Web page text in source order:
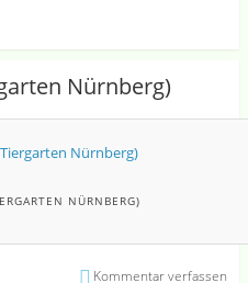
Nürnberg)
NÜRNBERG)
Kommentar verfassen